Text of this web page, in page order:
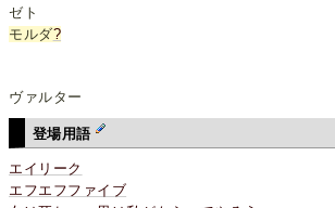
ゼト
モルダ?
ヴァルター
登場用語
エイリーク
エフエフファイブ